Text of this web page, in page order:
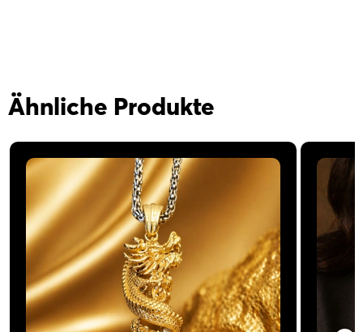
Ähnliche Produkte